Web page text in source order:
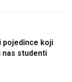
pojedince koji
nas studenti